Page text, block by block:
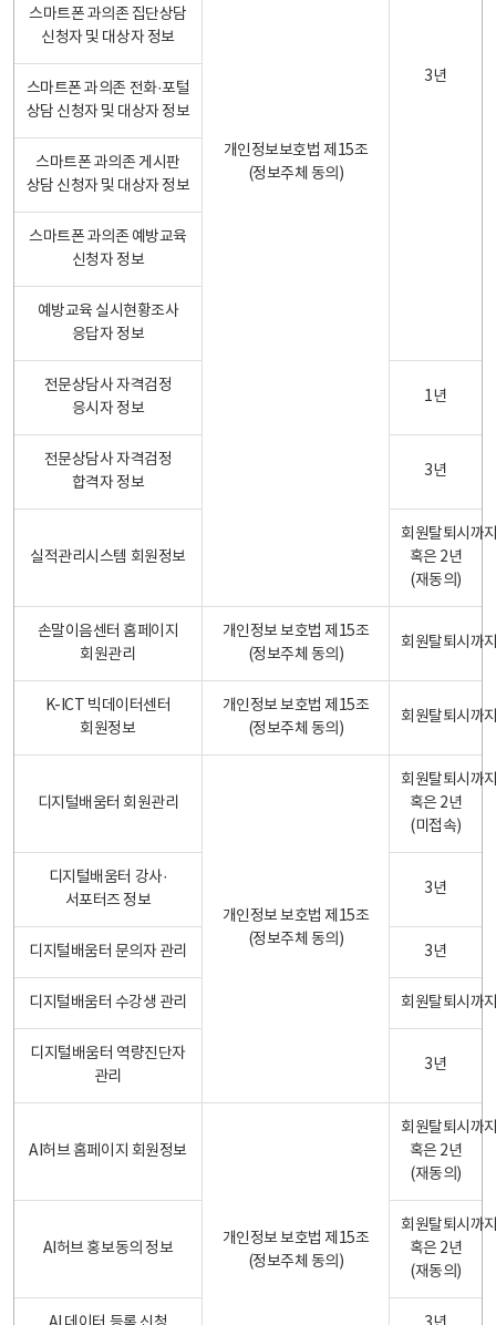
개인정보보호법 제15조
(정보주체 동의)
3년
스마트폰 과의존 집단상담
신청자 및 대상자 정보
스마트폰 과의존 전화·포털
상담 신청자 및 대상자 정보
스마트폰 과의존 게시판
상담 신청자 및 대상자 정보
스마트폰 과의존 예방교육
신청자 정보
예방교육 실시현황조사
응답자 정보
전문상담사 자격검정
응시자 정보
1년
전문상담사 자격검정
합격자 정보
3년
실적관리시스템 회원정보
회원탈퇴시까
혹은 2년
(재동의)
손말이음센터 홈페이지
회원관리
개인정보 보호법 제15조
(정보주체 동의)
회원탈퇴시까
K-ICT 빅데이터센터
회원정보
개인정보 보호법 제15조
(정보주체 동의)
회원탈퇴시까
디지털배움터 회원관리
개인정보 보호법 제15조
(정보주체 동의)
회원탈퇴시까
혹은 2년
(미접속)
디지털배움터 강사·
서포터즈 정보
3년
디지털배움터 문의자 관리 3년
디지털배움터 수강생 관리 회원탈퇴시까
디지털배움터 역량진단자
관리
3년
AI허브 홈페이지 회원정보
개인정보 보호법 제15조
(정보주체 동의)
회원탈퇴시까
혹은 2년
(재동의)
AI허브 홍보동의 정보
회원탈퇴시까
혹은 2년
(재동의)